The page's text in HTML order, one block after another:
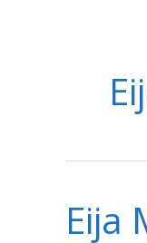
Eija